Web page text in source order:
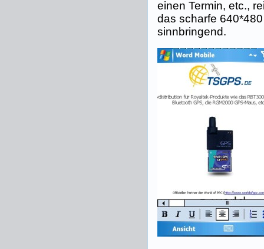
einen Termin, etc.,
das scharfe
sinnbringend.